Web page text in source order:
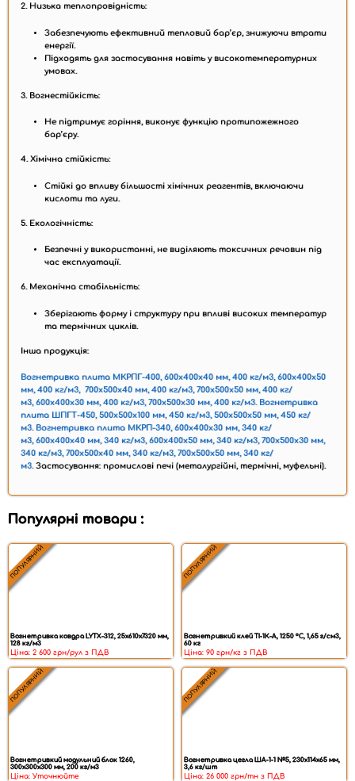
2. Низька теплопровідність:
Забезпечують ефективний тепловий бар’єр, знижуючи втрати
енергії.
Підходять для застосування навіть у високотемпературних
умовах.
3. Вогнестійкість:
Не підтримує горіння, виконує функцію протипожежного
бар’єру.
4. Хімічна стійкість:
Стійкі до впливу більшості хімічних реагентів, включаючи
кислоти та луги.
5. Екологічність:
Безпечні у використанні, не виділяють токсичних речовин під
час експлуатації.
6. Механічна стабільність:
Зберігають форму і структуру при впливі високих температур
та термічних циклів.
Інша продукція:
Вогнетривка плита МКРПГ-400, 600x400x40 мм, 400 кг/м3, 600x400x50
мм, 400 кг/м3, 700x500x40 мм, 400 кг/м3, 700x500x50 мм, 400 кг/
м3, 600x400x30 мм, 400 кг/м3, 700x500x30 мм, 400 кг/м3. Вогнетривка
плита ШПГТ-450, 500x500x100 мм, 450 кг/м3, 500x500x50 мм, 450 кг/
м3. Вогнетривка плита МКРП-340, 600x400x30 мм, 340 кг/
м3, 600x400x40 мм, 340 кг/м3, 600x400x50 мм, 340 кг/м3, 700x500x30 мм,
340 кг/м3, 700x500x40 мм, 340 кг/м3, 700x500x50 мм, 340 кг/
м3.Застосування: промислові печі (металургійні, термічні, муфельні).
Популярні товари :
Вогнетривка ковдра LYTX-312, 25х610х7320 мм,
128 кг/м3
Ціна: 2 600 грн/рул з ПДВ
ПОПУЛЯРНИЙ
Вогнетривкий клей ТІ-1К-А, 1250 °C, 1,65 г/см3,
60 кг
Ціна: 90 грн/кг з ПДВ
ПОПУЛЯРНИЙ
Вогнетривкий модульний блок 1260,
300х300х300 мм, 200 кг/м3
Ціна: Уточнюйте
ПОПУЛЯРНИЙ
Вогнетривка цегла ША-1-1 №5, 230x114x65 мм,
3,6 кг/шт
Ціна: 26 000 грн/тн з ПДВ
ПОПУЛЯРНИЙ